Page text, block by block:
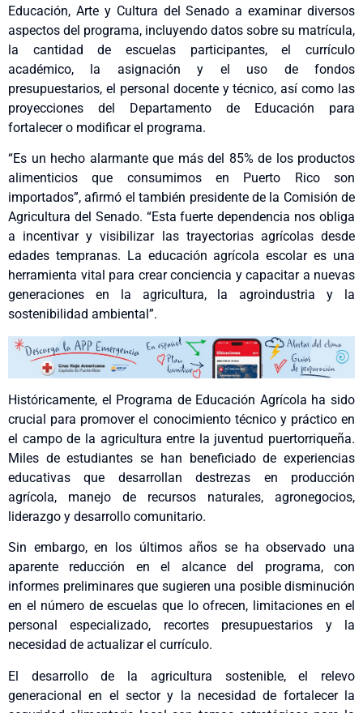
Educación, Arte y Cultura del Senado a examinar diversos
aspectos del programa, incluyendo datos sobre su matrícula,
la cantidad de escuelas participantes, el currículo
académico, la asignación y el uso de fondos
presupuestarios, el personal docente y técnico, así como las
proyecciones del Departamento de Educación para
fortalecer o modificar el programa.
“Es un hecho alarmante que más del 85% de los productos
alimenticios que consumimos en Puerto Rico son
importados”, afirmó el también presidente de la Comisión de
Agricultura del Senado. “Esta fuerte dependencia nos obliga
a incentivar y visibilizar las trayectorias agrícolas desde
edades tempranas. La educación agrícola escolar es una
herramienta vital para crear conciencia y capacitar a nuevas
generaciones en la agricultura, la agroindustria y la
sostenibilidad ambiental”.
Históricamente, el Programa de Educación Agrícola ha sido
crucial para promover el conocimiento técnico y práctico en
el campo de la agricultura entre la juventud puertorriqueña.
Miles de estudiantes se han beneficiado de experiencias
educativas que desarrollan destrezas en producción
agrícola, manejo de recursos naturales, agronegocios,
liderazgo y desarrollo comunitario.
Sin embargo, en los últimos años se ha observado una
aparente reducción en el alcance del programa, con
informes preliminares que sugieren una posible disminución
en el número de escuelas que lo ofrecen, limitaciones en el
personal especializado, recortes presupuestarios y la
necesidad de actualizar el currículo.
El desarrollo de la agricultura sostenible, el relevo
generacional en el sector y la necesidad de fortalecer la